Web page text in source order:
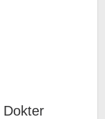
Dokter